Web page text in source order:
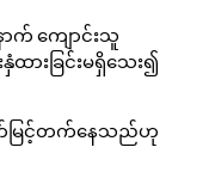
ာက် ကျောင်းသူ
ားခြင်းမရှိသေး၍
စိတ်မြင့်တက်နေသည်ဟု